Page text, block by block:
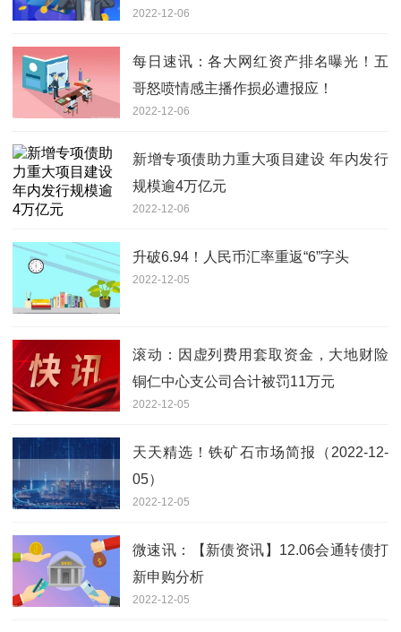
2022-12-06
每日速讯：各大网红资产排名曝光！五
哥怒喷情感主播作损必遭报应！
2022-12-06
新增专项债助力重大项目建设 年内发行
规模逾4万亿元
2022-12-06
升破6.94！人民币汇率重返“6”字头
2022-12-05
滚动：因虚列费用套取资金，大地财险
铜仁中心支公司合计被罚11万元
2022-12-05
天天精选！铁矿石市场简报（2022-12-
05）
2022-12-05
微速讯：【新债资讯】12.06会通转债打
新申购分析
2022-12-05